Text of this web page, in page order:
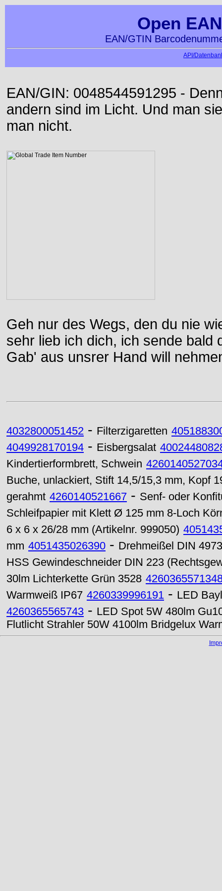
Open
EAN/GTIN
API/
EAN/GIN: 0048544591295 -
andern sind im Licht. Und man
man nicht.
Geh nur des Wegs, den du nie
sehr lieb ich dich, ich sende bald
Gab' aus unsrer Hand will
4032800051452 - Filterzigaretten
4049928170194 - Eisbergsalat
Kindertierformbrett, Schwein
Buche, unlackiert, Stift 14,5/15,3 mm, Kopf
gerahmt 4260140521667 - Senf- oder
Schleifpapier mit Klett Ø 125 mm 8-Loch
6 x 6 x 26/28 mm (Artikelnr. 999050)
mm 4051435026390 - Drehmeißel DIN
HSS Gewindeschneider DIN 223
30lm Lichterkette Grün 3528
Warmweiß IP67 4260339996191 - LED
4260365565743 - LED Spot 5W 480lm
Flutlicht Strahler 50W 4100lm Bridgelux